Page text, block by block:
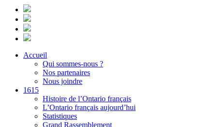
Accueil
Qui sommes-nous ?
Nos partenaires
Nous joindre
1615
Histoire de l’Ontario français
L’Ontario français aujourd’hui
Statistiques
Grand Rassemblement